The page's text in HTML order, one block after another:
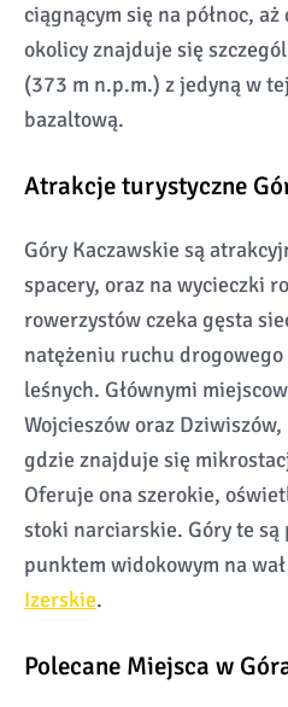
ciągnącym się na północ,
okolicy znajduje się
(373 m n.p.m.) z jedyną w
bazaltową.
Atrakcje turystyczne
Góry Kaczawskie są
spacery, oraz na wycieczki
rowerzystów czeka gęsta
natężeniu ruchu
leśnych. Głównymi
Wojcieszów oraz
gdzie znajduje się
Oferuje ona szerokie,
stoki narciarskie. Góry te
punktem widokowym na wał
Izerskie.
Polecane Miejsca w